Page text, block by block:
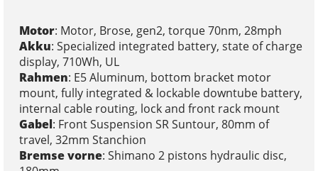
Motor: Motor, Brose, gen2, torque 70nm, 28mph
Akku: Specialized integrated battery, state of charge
display, 710Wh, UL
Rahmen: E5 Aluminum, bottom bracket motor
mount, fully integrated & lockable downtube battery,
internal cable routing, lock and front rack mount
Gabel: Front Suspension SR Suntour, 80mm of
travel, 32mm Stanchion
Bremse vorne: Shimano 2 pistons hydraulic disc,